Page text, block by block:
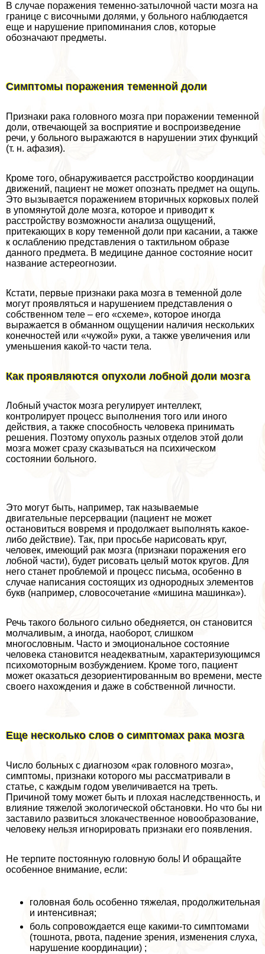
В случае поражения теменно-затылочной части мозга на
границе с височными долями, у больного наблюдается
еще и нарушение припоминания слов, которые
обозначают предметы.
Симптомы поражения теменной доли
Признаки paка головного мозга при поражении теменной
доли, отвечающей за восприятие и воспроизведение
речи, у больного выражаются в нарушении этих функций
(т. н. афазия).
Кроме того, обнаруживается расстройство координации
движений, пациент не может опознать предмет на ощупь.
Это вызывается поражением вторичных корковых полей
в упомянутой доле мозга, которое и приводит к
расстройству возможности анализа ощущений,
притекающих в кору теменной доли при касании, а также
к ослаблению представления о тактильном образе
данного предмета. В медицине данное состояние носит
название астереогнозии.
Кстати, первые признаки paка мозга в теменной доле
могут проявляться и нарушением представления о
собственном теле – его «схеме», которое иногда
выражается в обманном ощущении наличия нескольких
конечностей или «чужой» руки, а также увеличения или
уменьшения какой-то части тела.
Как проявляются опухоли лобной доли мозга
Лобный участок мозга регулирует интеллект,
контролирует процесс выполнения того или иного
действия, а также способность человека принимать
решения. Поэтому опухоль разных отделов этой доли
мозга может сразу сказываться на психическом
состоянии больного.
Это могут быть, например, так называемые
двигательные персервации (пациент не может
остановиться вовремя и продолжает выполнять какое-
либо действие). Так, при просьбе нарисовать круг,
человек, имеющий paк мозга (признаки поражения его
лобной части), будет рисовать целый моток кругов. Для
него станет проблемой и процесс письма, особенно в
случае написания состоящих из однородных элементов
букв (например, словосочетание «мишина машинка»).
Речь такого больного сильно обедняется, он становится
молчаливым, а иногда, наоборот, слишком
многословным. Часто и эмоциональное состояние
человека становится неадекватным, хаpaктеризующимся
психомоторным возбуждением. Кроме того, пациент
может оказаться дезориентированным во времени, месте
своего нахождения и даже в собственной личности.
Еще несколько слов о симптомах paка мозга
Число больных с диагнозом «paк головного мозга»,
симптомы, признаки которого мы рассматривали в
статье, с каждым годом увеличивается на треть.
Причиной тому может быть и плохая наследственность, и
влияние тяжелой экологической обстановки. Но что бы ни
заставило развиться злокачественное новообразование,
человеку нельзя игнорировать признаки его появления.
Не терпите постоянную головную боль! И обращайте
особенное внимание, если:
головная боль особенно тяжелая, продолжительная
и интенсивная;
боль сопровождается еще какими-то симптомами
(тошнота, рвота, падение зрения, изменения слуха,
нарушение координации) ;